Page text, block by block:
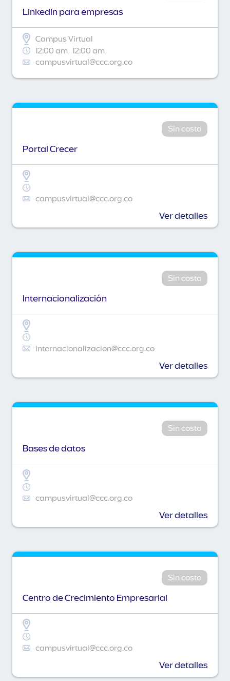
Linkedln para empresas
Campus Virtual
12:00 am 12:00 am
campusvirtual@ccc.org.co
Sin costo
Portal Crecer
campusvirtual@ccc.org.co
Ver detalles
Sin costo
Internacionalización
internacionalizacion@ccc.org.co
Ver detalles
Sin costo
Bases de datos
campusvirtual@ccc.org.co
Ver detalles
Sin costo
Centro de Crecimiento Empresarial
campusvirtual@ccc.org.co
Ver detalles